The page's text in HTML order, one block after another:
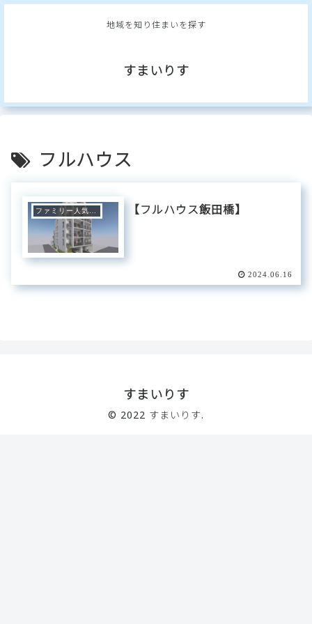
地域を知り住まいを探す
すまいりす
フルハウス
【フルハウス飯田橋】
2024.06.16
すまいりす
© 2022 すまいりす.